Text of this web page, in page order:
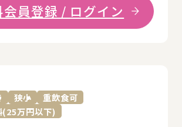
会員登録 / ログイン
狭小
重飲食可
(25万円以下)